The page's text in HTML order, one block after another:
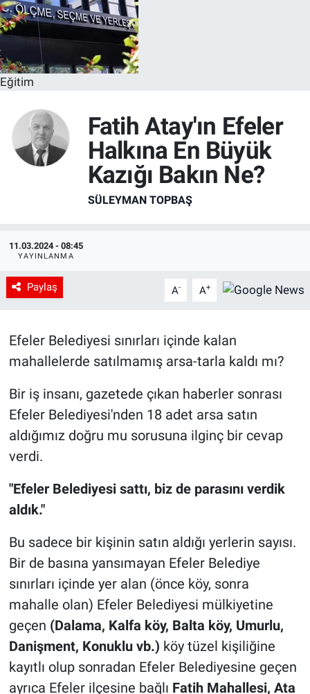
Eğitim
Fatih Atay'ın Efeler
Halkına En Büyük
Kazığı Bakın Ne?
SÜLEYMAN TOPBAŞ
11.03.2024 - 08:45
YAYINLANMA
Paylaş A- A+
Efeler Belediyesi sınırları içinde kalan
mahallelerde satılmamış arsa-tarla kaldı mı?
Bir iş insanı, gazetede çıkan haberler sonrası
Efeler Belediyesi'nden 18 adet arsa satın
aldığımız doğru mu sorusuna ilginç bir cevap
verdi.
"Efeler Belediyesi sattı, biz de parasını verdik
aldık."
Bu sadece bir kişinin satın aldığı yerlerin sayısı.
Bir de basına yansımayan Efeler Belediye
sınırları içinde yer alan (önce köy, sonra
mahalle olan) Efeler Belediyesi mülkiyetine
geçen (Dalama, Kalfa köy, Balta köy, Umurlu,
Danişment, Konuklu vb.) köy tüzel kişiliğine
kayıtlı olup sonradan Efeler Belediyesine geçen
ayrıca Efeler ilçesine bağlı Fatih Mahallesi, Ata